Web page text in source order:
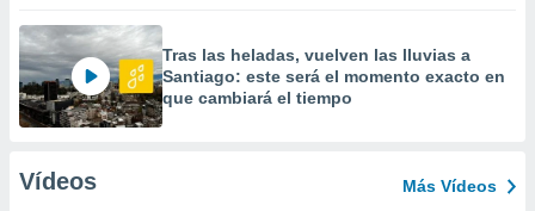
Tras las heladas, vuelven las lluvias a
Santiago: este será el momento exacto en
que cambiará el tiempo
Vídeos Más Vídeos